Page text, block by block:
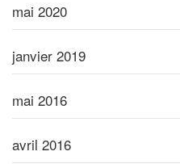
mai 2020
janvier 2019
mai 2016
avril 2016